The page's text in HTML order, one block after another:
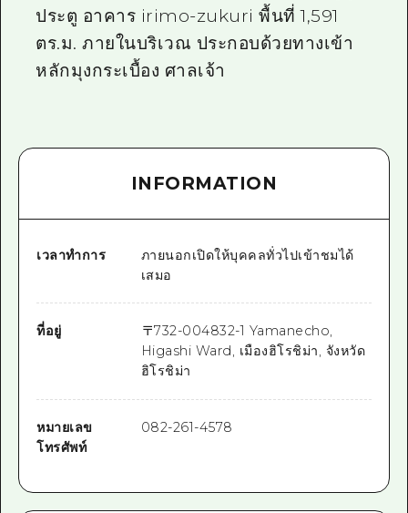
ประตู อาคาร irimo-zukuri พื้นที่ 1,591
ตร.ม. ภายในบริเวณ ประกอบด้วยทางเข้า
หลักมุงกระเบื้อง ศาลเจ้า
INFORMATION
เวลาทำการ
ภายนอกเปิดให้บุคคลทั่วไปเข้าชมได้
เสมอ
ที่อยู่ 〒732-004832-1 Yamanecho,
Higashi Ward, เมืองฮิโรชิม่า, จังหวัด
ฮิโรชิม่า
หมายเลข
โทรศัพท์
082-261-4578